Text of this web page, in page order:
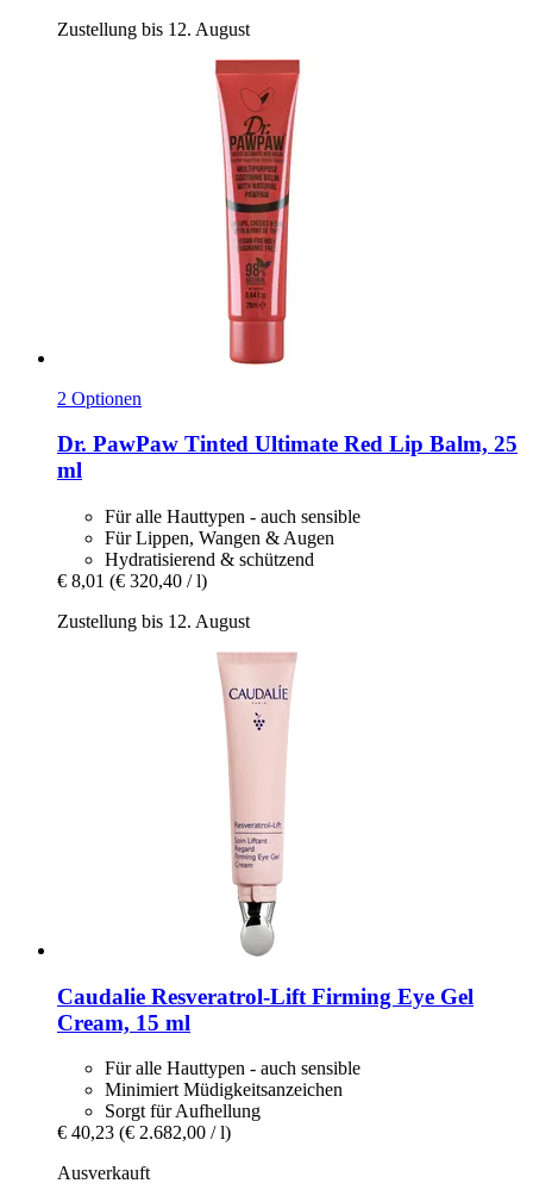
Zustellung bis 12. August
2 Optionen
Dr. PawPaw Tinted Ultimate Red Lip Balm, 25
ml
Für alle Hauttypen - auch sensible
Für Lippen, Wangen & Augen
Hydratisierend & schützend
€ 8,01 (€ 320,40 / l)
Zustellung bis 12. August
Caudalie Resveratrol-​Lift Firming Eye Gel
Cream, 15 ml
Für alle Hauttypen - auch sensible
Minimiert Müdigkeitsanzeichen
Sorgt für Aufhellung
€ 40,23 (€ 2.682,00 / l)
Ausverkauft